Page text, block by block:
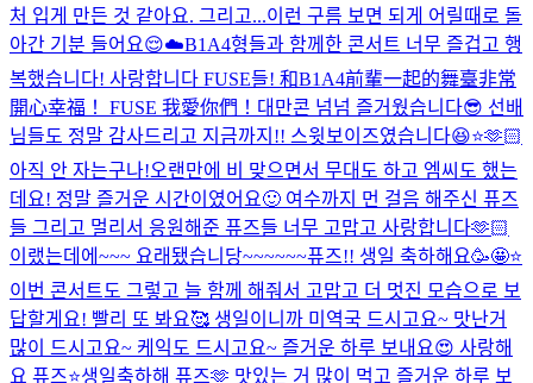
처 입게 만든 것 같아요. 그리고...이런 구름 보면 되게 어릴때로 돌
아간 기분 들어요😌☁️B1A4형들과 함께한 콘서트 너무 즐겁고 행
복했습니다! 사랑합니다 FUSE들! 和B1A4前輩一起的舞臺非常
開心幸福！ FUSE 我愛你們！ 대만콘 넘넘 즐거웠습니다😎 선배
님들도 정말 감사드리고 지금까지!! 스윗보이즈였습니다😆⭐️🫶🏻
아직 안 자는구나!오랜만에 비 맞으면서 무대도 하고 엠씨도 했는
데요! 정말 즐거운 시간이였어요🙂 여수까지 먼 걸음 해주신 퓨즈
들 그리고 멀리서 응원해준 퓨즈들 너무 고맙고 사랑합니다🫶🏻
이랬는데에~~~ 요래됐습니당~~~~~~퓨즈!! 생일 축하해요🥳🤩⭐️
이번 콘서트도 그렇고 늘 함께 해줘서 고맙고 더 멋진 모습으로 보
답할게요! 빨리 또 봐요🥰 생일이니까 미역국 드시고요~ 맛난거
많이 드시고요~ 케익도 드시고요~ 즐거운 하루 보내요😍 사랑해
요 퓨즈⭐️생일축하해 퓨즈🫶 맛있는 거 많이 먹고 즐거운 하루 보